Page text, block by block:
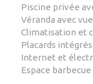
Piscine privée
Véranda avec
Climatisation et
Placards
Internet et
Espace